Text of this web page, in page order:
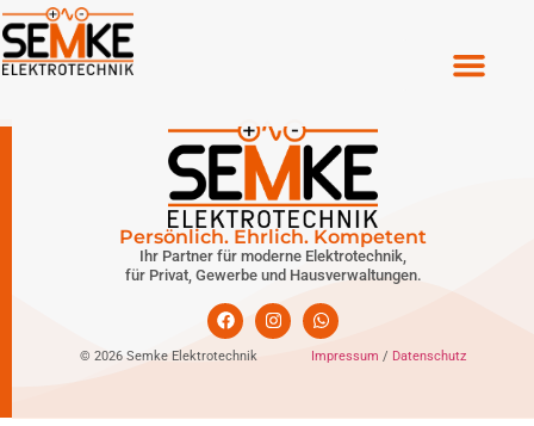
Persönlich. Ehrlich. Kompetent
Ihr Partner für moderne Elektrotechnik,
für Privat, Gewerbe und Hausverwaltungen.
© 2026 Semke Elektrotechnik Impressum / Datenschutz